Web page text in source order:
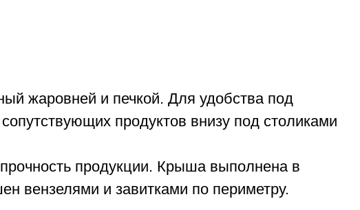
жаровней и печкой. Для удобства под
продуктов внизу под столиками
продукции. Крыша выполнена в
вензелями и завитками по периметру.